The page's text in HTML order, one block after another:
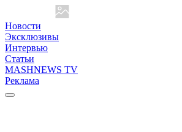
Новости
Эксклюзивы
Интервью
Статьи
MASHNEWS TV
Реклама